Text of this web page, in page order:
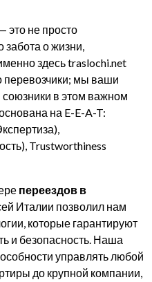
это не просто
о жизни,
здесь traslochi.net
перевозчики; мы ваши
в этом важном
на E-E-A-T:
Trustworthiness
переездов в
Италии позволил нам
которые гарантируют
и безопасность. Наша
управлять любой
до крупной компании,